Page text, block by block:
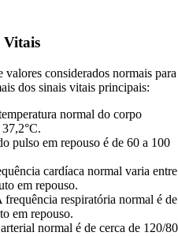
Vitais
considerados normais para
dos sinais vitais principais:
normal do corpo
pulso em repouso é de 60 a 100
cardíaca normal varia entre
em repouso.
frequência respiratória normal é de
em repouso.
normal é de cerca de 120/80